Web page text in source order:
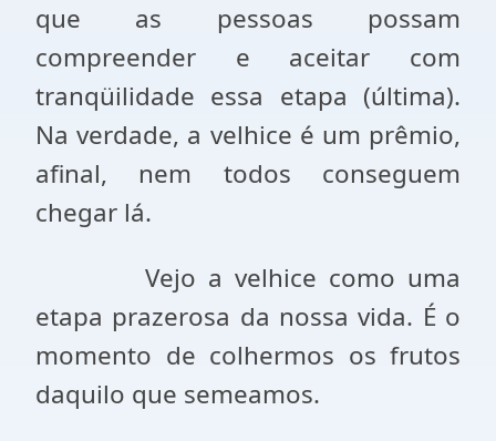
que as pessoas possam
compreender e aceitar com
tranqüilidade essa etapa (última).
Na verdade, a velhice é um prêmio,
afinal, nem todos conseguem
chegar lá.
Vejo a velhice como uma
etapa prazerosa da nossa vida. É o
momento de colhermos os frutos
daquilo que semeamos.